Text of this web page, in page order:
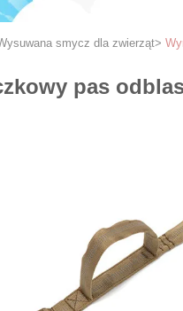
smycz dla zwierząt>
pas